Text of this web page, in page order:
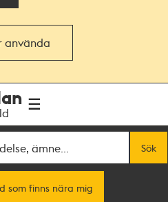
använda
Sök
som finns nära mig